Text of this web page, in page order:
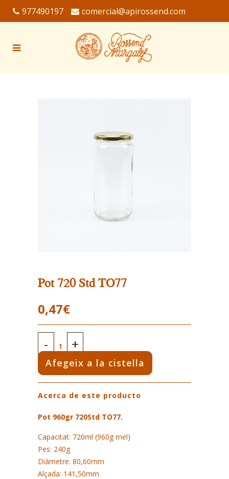
977490197 comercial@apirossend.com
Pot 720 Std TO77
0,47€
720
Std
TO77
quantity
Afegeix a la cistella
Acerca de este producto
Pot 960gr 720Std TO77.
Capacitat: 720ml (960g mel)
Pes: 240g
Diàmetre: 80,60mm
Alçada: 141,50mm